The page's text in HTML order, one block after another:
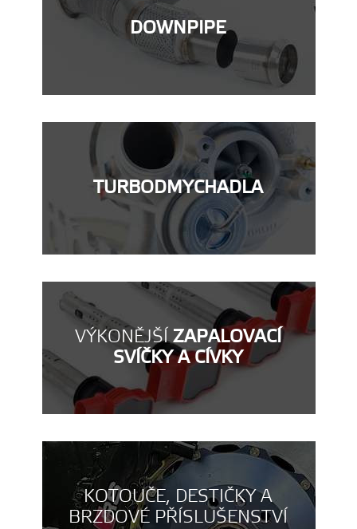
DOWNPIPE
TURBODMYCHADLA
VÝKONĚJŠÍZAPALOVACÍ
SVÍČKY A CÍVKY
KOTOUČE, DESTIČKY A
BRZDOVÉ PŘÍSLUŠENSTVÍ